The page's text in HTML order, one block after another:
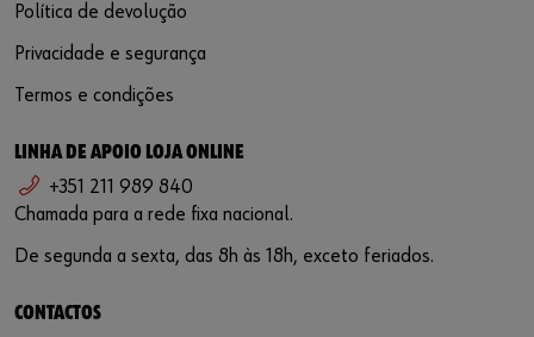
Política de devolução
Privacidade e segurança
Termos e condições
LINHA DE APOIO LOJA ONLINE
+351 211 989 840
Chamada para a rede fixa nacional.
De segunda a sexta, das 8h às 18h, exceto feriados.
CONTACTOS